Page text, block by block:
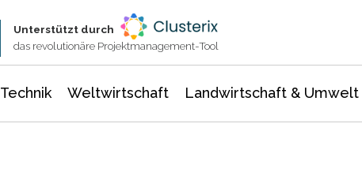
Unterstützt durch
das revolutionäre Projektmanagement-Tool
Technik Weltwirtschaft Landwirtschaft & Umwelt